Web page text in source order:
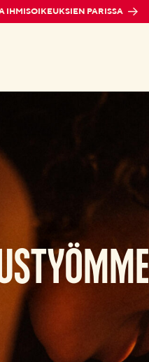
IHMISOIKEUKSIEN PARISSA